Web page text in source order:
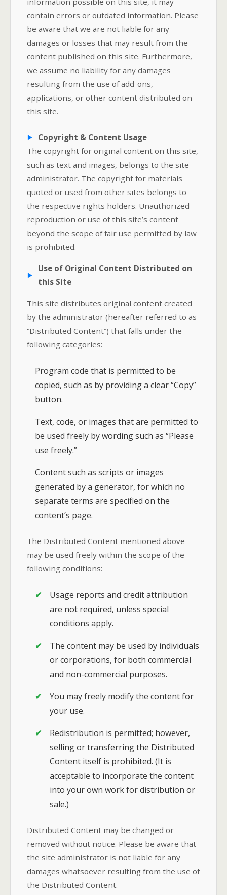
contain errors or outdated information. Please
be aware that we are not liable for any
damages or losses that may result from the
content published on this site. Furthermore,
we assume no liability for any damages
resulting from the use of add-ons,
applications, or other content distributed on
this site.
Copyright & Content Usage
The copyright for original content on this site,
such as text and images, belongs to the site
administrator. The copyright for materials
quoted or used from other sites belongs to
the respective rights holders. Unauthorized
reproduction or use of this site’s content
beyond the scope of fair use permitted by law
is prohibited.
Use of Original Content Distributed on
this Site
This site distributes original content created
by the administrator (hereafter referred to as
“Distributed Content”) that falls under the
following categories:
Program code that is permitted to be
copied, such as by providing a clear “Copy”
button.
Text, code, or images that are permitted to
be used freely by wording such as “Please
use freely.”
Content such as scripts or images
generated by a generator, for which no
separate terms are specified on the
content’s page.
The Distributed Content mentioned above
may be used freely within the scope of the
following conditions:
Usage reports and credit attribution
are not required, unless special
conditions apply.
The content may be used by individuals
or corporations, for both commercial
and non-commercial purposes.
You may freely modify the content for
your use.
Redistribution is permitted; however,
selling or transferring the Distributed
Content itself is prohibited. (It is
acceptable to incorporate the content
into your own work for distribution or
sale.)
Distributed Content may be changed or
removed without notice. Please be aware that
the site administrator is not liable for any
damages whatsoever resulting from the use of
the Distributed Content.